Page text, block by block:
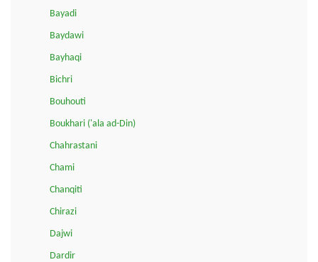
Bayadi
Baydawi
Bayhaqi
Bichri
Bouhouti
Boukhari ('ala ad-Din)
Chahrastani
Chami
Chanqiti
Chirazi
Dajwi
Dardir